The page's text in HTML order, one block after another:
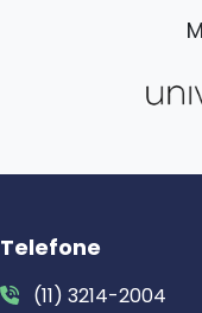
Telefone
(11) 3214-2004